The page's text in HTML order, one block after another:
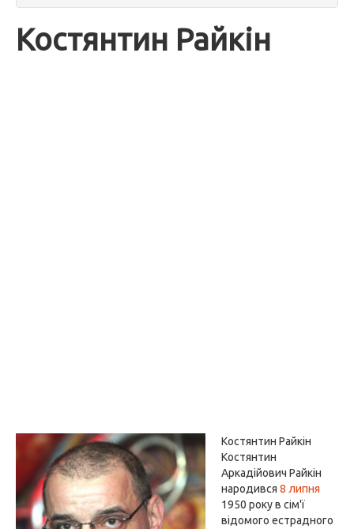
Костянтин Райкін
Костянтин Райкін
Костянтин
Аркадійович Райкін
народився 8 липня
1950 року в сім'ї
відомого естрадного